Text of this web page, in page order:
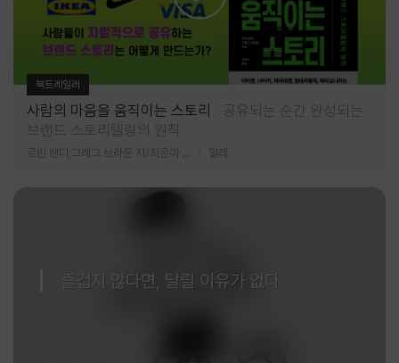
북트레일러
사람의 마음을 움직이는 스토리
공유되는 순간 완성되는
브랜드 스토리텔링의 원칙
알레
즐겁지 않다면, 달릴 이유가 없다